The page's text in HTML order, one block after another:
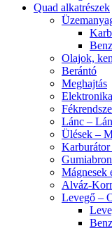
Quad alkatrészek
Olajok,
Berántó
Meghajtás
Elektronika
Lánc –
Ülések –
Mágnesek
Alváz-
Levegő –